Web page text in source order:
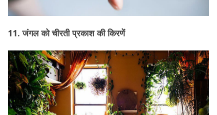
11. जंगल को चीरती प्रकाश की किरणें